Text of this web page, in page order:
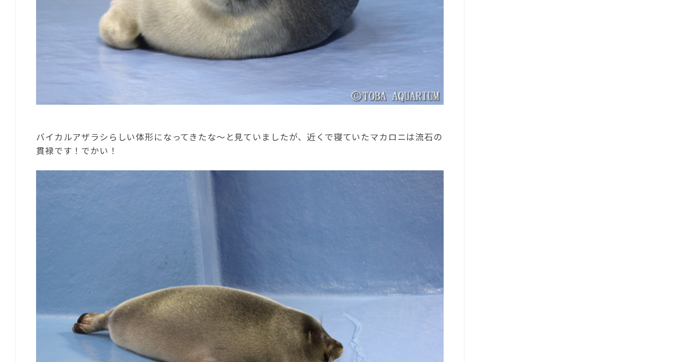
バイカルアザラシらしい体形になってきたな～と見ていましたが、近くで寝ていたマカロニは流石の
貫禄です！でかい！